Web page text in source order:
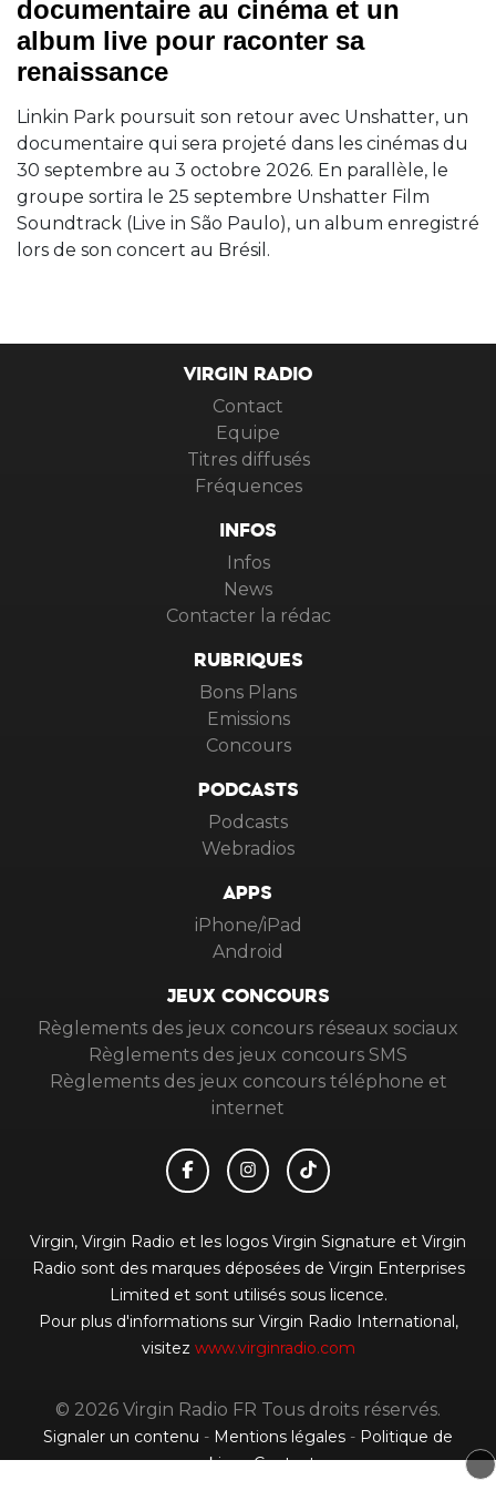
documentaire au cinéma et un
album live pour raconter sa
renaissance
Linkin Park poursuit son retour avec Unshatter, un
documentaire qui sera projeté dans les cinémas du
30 septembre au 3 octobre 2026. En parallèle, le
groupe sortira le 25 septembre Unshatter Film
Soundtrack (Live in São Paulo), un album enregistré
lors de son concert au Brésil.
VIRGIN RADIO
Contact
Equipe
Titres diffusés
Fréquences
INFOS
Infos
News
Contacter la rédac
RUBRIQUES
Bons Plans
Emissions
Concours
PODCASTS
Podcasts
Webradios
APPS
iPhone/iPad
Android
JEUX CONCOURS
Règlements des jeux concours réseaux sociaux
Règlements des jeux concours SMS
Règlements des jeux concours téléphone et
internet
Virgin, Virgin Radio et les logos Virgin Signature et Virgin
Radio sont des marques déposées de Virgin Enterprises
Limited et sont utilisés sous licence.
Pour plus d'informations sur Virgin Radio International,
visitez www.virginradio.com
© 2026 Virgin Radio FR Tous droits réservés.
Signaler un contenu - Mentions légales - Politique de
cookies-Contact